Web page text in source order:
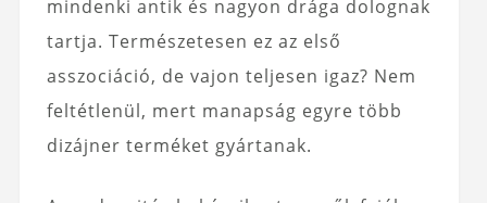
mindenki antik és nagyon drága dolognak
tartja. Természetesen ez az első
asszociáció, de vajon teljesen igaz? Nem
feltétlenül, mert manapság egyre több
dizájner terméket gyártanak.